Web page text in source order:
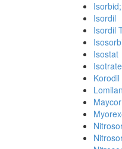
Isorbid;
Isordil
Isordil
Isostat
Isotrate
Korodil
Lomilan
Maycor